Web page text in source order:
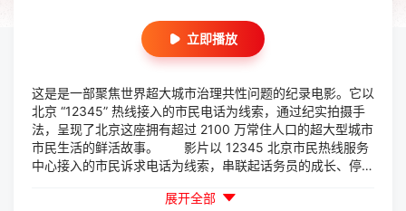
立即播放
这是是一部聚焦世界超大城市治理共性问题的纪录电影。它以
北京 “12345” 热线接入的市民电话为线索，通过纪实拍摄手
法，呈现了北京这座拥有超过 2100 万常住人口的超大型城市
市民生活的鲜活故事。 影片以 12345 北京市民热线服务
中心接入的市民诉求电话为线索，串联起话务员的成长、停车
7 个故事。从不同侧面讲述北京市接诉即办改革实践，开掘
展开全部